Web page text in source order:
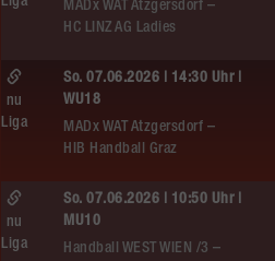
MADx WAT Atzgersdorf –
HC LINZ AG Ladies
So. 07.06.2026 | 14:30 Uhr |
WU18
MADx WAT Atzgersdorf –
HIB Handball Graz
nu
Liga
So. 07.06.2026 | 10:50 Uhr |
MU10
Handball WEST WIEN /3 –
nu
Liga